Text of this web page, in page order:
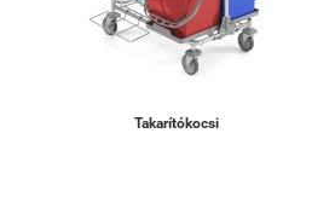
Takarítókocsi